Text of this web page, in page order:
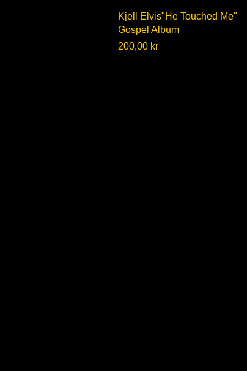
Hurtigvisning
Kjell Elvis"He Touched Me"
Gospel Album
Pris
200,00 kr